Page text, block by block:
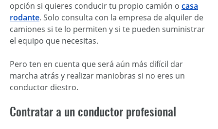
opción si quieres conducir tu propio camión o casa
rodante. Solo consulta con la empresa de alquiler de
camiones si te lo permiten y si te pueden suministrar
el equipo que necesitas.
Pero ten en cuenta que será aún más difícil dar
marcha atrás y realizar maniobras si no eres un
conductor diestro.
Contratar a un conductor profesional